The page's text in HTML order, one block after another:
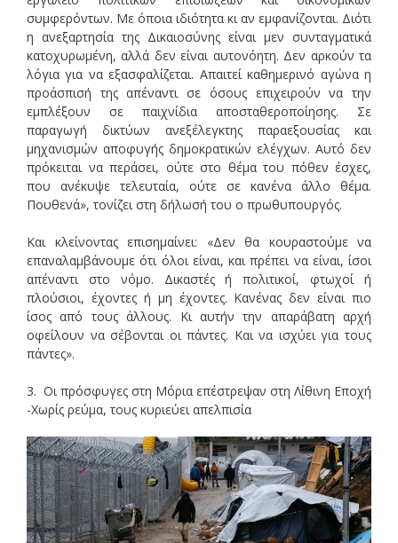
συμφερόντων. Με όποια ιδιότητα κι αν εμφανίζονται. Διότι
η ανεξαρτησία της Δικαιοσύνης είναι μεν συνταγματικά
κατοχυρωμένη, αλλά δεν είναι αυτονόητη. Δεν αρκούν τα
λόγια για να εξασφαλίζεται. Απαιτεί καθημερινό αγώνα η
προάσπισή της απέναντι σε όσους επιχειρούν να την
εμπλέξουν σε παιχνίδια αποσταθεροποίησης. Σε
παραγωγή δικτύων ανεξέλεγκτης παραεξουσίας και
μηχανισμών αποφυγής δημοκρατικών ελέγχων. Αυτό δεν
πρόκειται να περάσει, ούτε στο θέμα του πόθεν έσχες,
που ανέκυψε τελευταία, ούτε σε κανένα άλλο θέμα.
Πουθενά», τονίζει στη δήλωσή του ο πρωθυπουργός.
Και κλείνοντας επισημαίνει: «Δεν θα κουραστούμε να
επαναλαμβάνουμε ότι όλοι είναι, και πρέπει να είναι, ίσοι
απέναντι στο νόμο. Δικαστές ή πολιτικοί, φτωχοί ή
πλούσιοι, έχοντες ή μη έχοντες. Κανένας δεν είναι πιο
ίσος από τους άλλους. Κι αυτήν την απαράβατη αρχή
οφείλουν να σέβονται οι πάντες. Και να ισχύει για τους
πάντες».
3. Οι πρόσφυγες στη Μόρια επέστρεψαν στη Λίθινη Εποχή
-Χωρίς ρεύμα, τους κυριεύει απελπισία